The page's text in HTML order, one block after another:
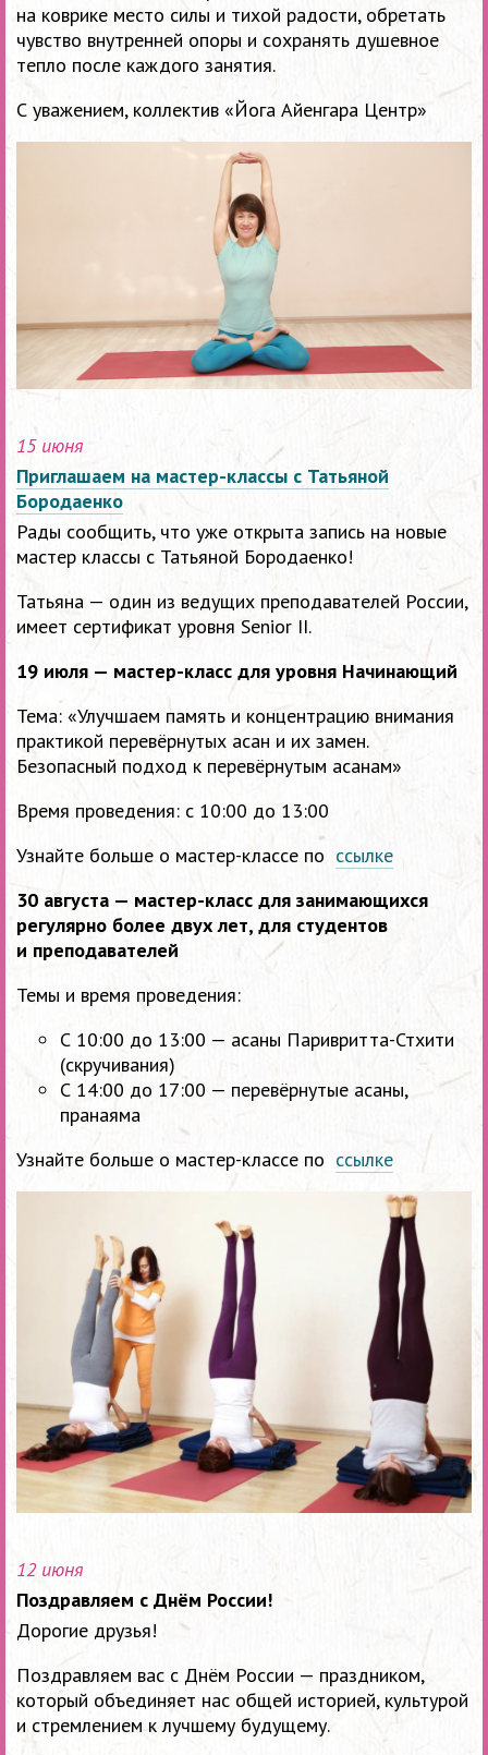
на коврике место силы и тихой радости, обретать
чувство внутренней опоры и сохранять душевное
тепло после каждого занятия.
С уважением, коллектив «Йога Айенгара Центр»
15 июня
Приглашаем на мастер-классы с Татьяной
Бородаенко
Рады сообщить, что уже открыта запись на новые
мастер классы с Татьяной Бородаенко!
Татьяна — один из ведущих преподавателей России,
имеет сертификат уровня Senior II.
19 июля — мастер-класс для уровня Начинающий
Тема: «Улучшаем память и концентрацию внимания
практикой перевёрнутых асан и их замен.
Безопасный подход к перевёрнутым асанам»
Время проведения: с 10:00 до 13:00
Узнайте больше о мастер-классе по ссылке
30 августа — мастер-класс для занимающихся
регулярно более двух лет, для студентов
и преподавателей
Темы и время проведения:
С 10:00 до 13:00 — асаны Паривритта-Стхити
(скручивания)
С 14:00 до 17:00 — перевёрнутые асаны,
пранаяма
Узнайте больше о мастер-классе по ссылке
12 июня
Поздравляем с Днём России!
Дорогие друзья!
Поздравляем вас с Днём России — праздником,
который объединяет нас общей историей, культурой
и стремлением к лучшему будущему.